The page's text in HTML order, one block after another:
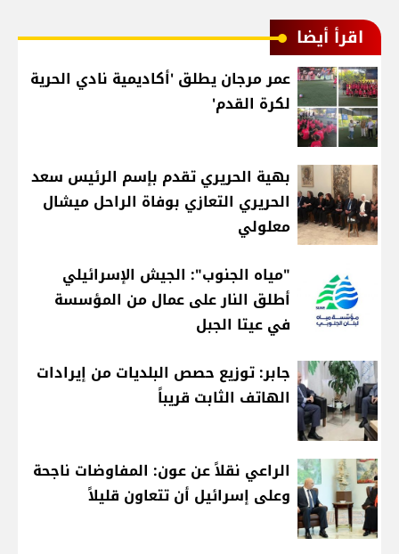
اقرأ أيضا
عمر مرجان يطلق 'أكاديمية نادي الحرية
لكرة القدم'
بهية الحريري تقدم بإسم الرئيس سعد
الحريري التعازي بوفاة الراحل ميشال
معلولي
"مياه الجنوب": الجيش الإسرائيلي
أطلق النار على عمال من المؤسسة
في عيتا الجبل
جابر: توزيع حصص البلديات من إيرادات
الهاتف الثابت قريباً
الراعي نقلاً عن عون: المفاوضات ناجحة
وعلى إسرائيل أن تتعاون قليلاً